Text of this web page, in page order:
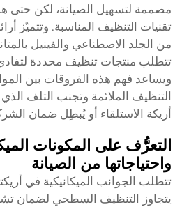
مصممة لتسهيل الصيانة، لكن حتى
تقنيات التنظيف المناسبة. وتتميّز
من الجلد الاصطناعي والفينيل
تتطلب منتجات تنظيف محددة لتفادي
ويساعد فهم هذه الفروقات بين
التنظيف الملائمة وتجنب التلف
أريكة الاستلقاء أو يُبطِل ضمان
التعرُّف على المكونات
واحتياجاتها من الصيانة
تتطلب الجوانب الميكانيكية في
يتجاوز التنظيف السطحي لضمان